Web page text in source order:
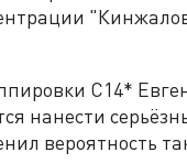
С14*
нанести
вероятность